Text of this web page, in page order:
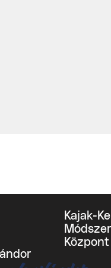
Kajak-
Központ